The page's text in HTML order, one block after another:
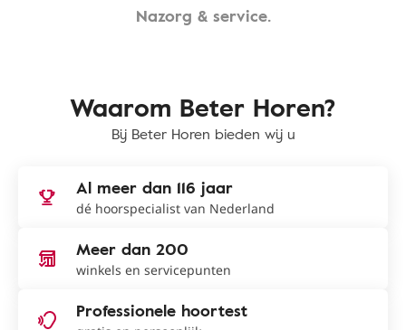
Nazorg & service.
Waarom Beter Horen?
Bij Beter Horen bieden wij u
Al meer dan 116 jaar
dé hoorspecialist van Nederland
Meer dan 200
winkels en servicepunten
Professionele hoortest